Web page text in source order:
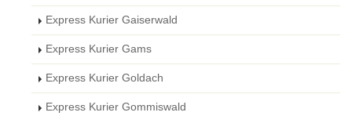
Express Kurier Gaiserwald
Express Kurier Gams
Express Kurier Goldach
Express Kurier Gommiswald